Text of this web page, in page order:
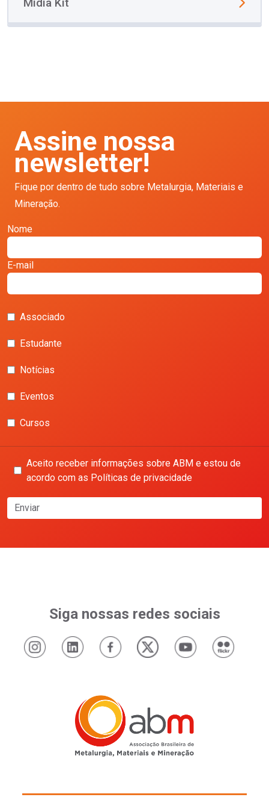
Assine nossa
newsletter!
Fique por dentro de tudo sobre Metalurgia, Materiais e
Mineração.
Nome
E-mail
Associado
Estudante
Notícias
Eventos
Cursos
Aceito receber informações sobre ABM e estou de
acordo com as Políticas de privacidade
Enviar
Siga nossas redes sociais